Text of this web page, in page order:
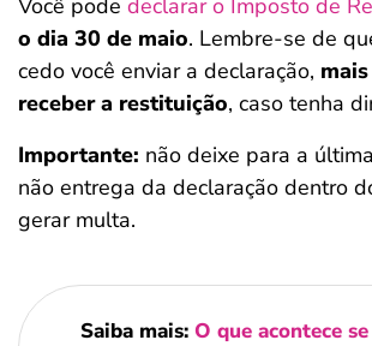
Você pode declarar o Imposto de
o dia 30 de maio. Lembre-se de
cedo você enviar a declaração,
receber a restituição, caso tenha
Importante: não deixe para a
não entrega da declaração dentro
gerar multa.
Saiba mais: O que acontece